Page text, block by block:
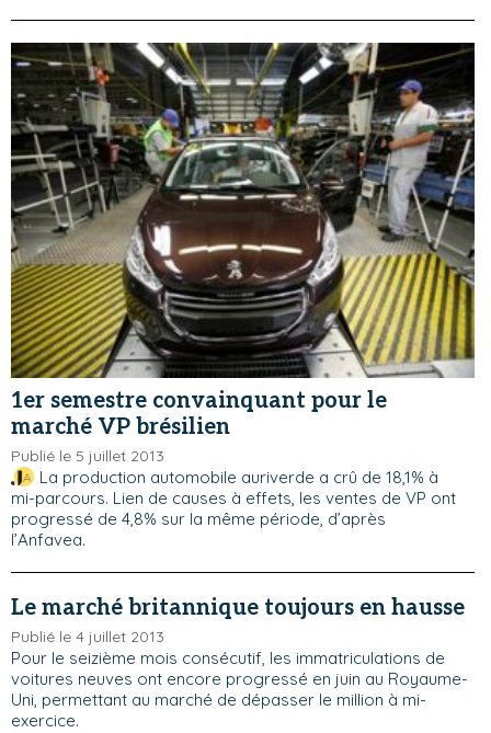
1er semestre convainquant pour le
marché VP brésilien
Publié le 5 juillet 2013
La production automobile auriverde a crû de 18,1% à
mi-parcours. Lien de causes à effets, les ventes de VP ont
progressé de 4,8% sur la même période, d’après
l’Anfavea.
Le marché britannique toujours en hausse
Publié le 4 juillet 2013
Pour le seizième mois consécutif, les immatriculations de
voitures neuves ont encore progressé en juin au Royaume-
Uni, permettant au marché de dépasser le million à mi-
exercice.